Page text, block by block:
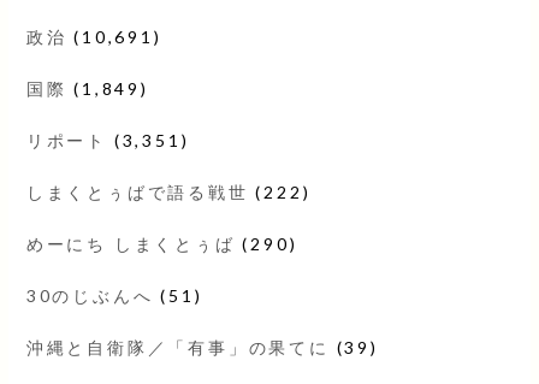
政治 (10,691)
国際 (1,849)
リポート (3,351)
しまくとぅばで語る戦世 (222)
めーにち しまくとぅば (290)
30のじぶんへ (51)
沖縄と自衛隊／「有事」の果てに (39)